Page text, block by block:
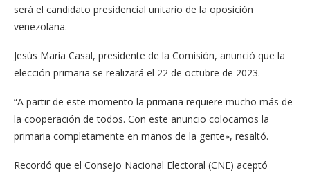
será el candidato presidencial unitario de la oposición
venezolana.
Jesús María Casal, presidente de la Comisión, anunció que la
elección primaria se realizará el 22 de octubre de 2023.
“A partir de este momento la primaria requiere mucho más de
la cooperación de todos. Con este anuncio colocamos la
primaria completamente en manos de la gente», resaltó.
Recordó que el Consejo Nacional Electoral (CNE) aceptó